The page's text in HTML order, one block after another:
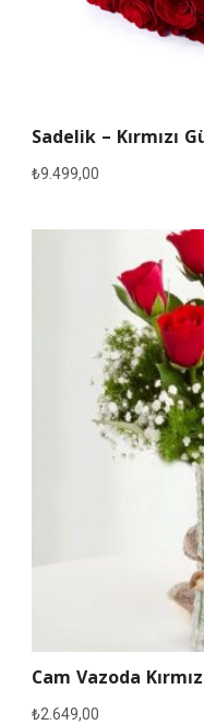
Sadelik – Kırmızı
₺9.499,00
Cam Vazoda
₺2.649,00